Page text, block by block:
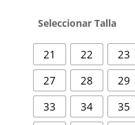
Talla
21 22 23
27
28 29
33
34 35